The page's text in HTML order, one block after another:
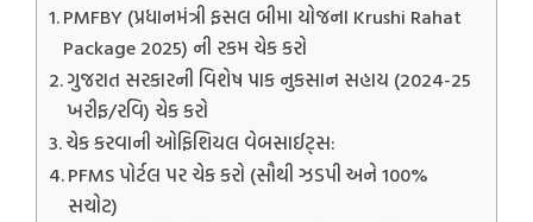
PMFBY (પ્રધાનમંત્રી ફસલ બીમા યોજના Krushi Rahat
Package 2025) ની રકમ ચેક કરો
ગુજરાત સરકારની વિશેષ પાક નુકસાન સહાય (2024-25
ખરીફ/રવિ) ચેક કરો
ચેક કરવાની ઓફિશિયલ વેબસાઈટ્સ:
PFMS પોર્ટલ પર ચેક કરો (સૌથી ઝડપી અને 100%
સચોટ)